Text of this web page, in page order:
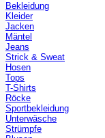
Bekleidung
Kleider
Jacken
Mäntel
Jeans
Strick & Sweat
Hosen
Tops
T-Shirts
Röcke
Sportbekleidung
Unterwäsche
Strümpfe